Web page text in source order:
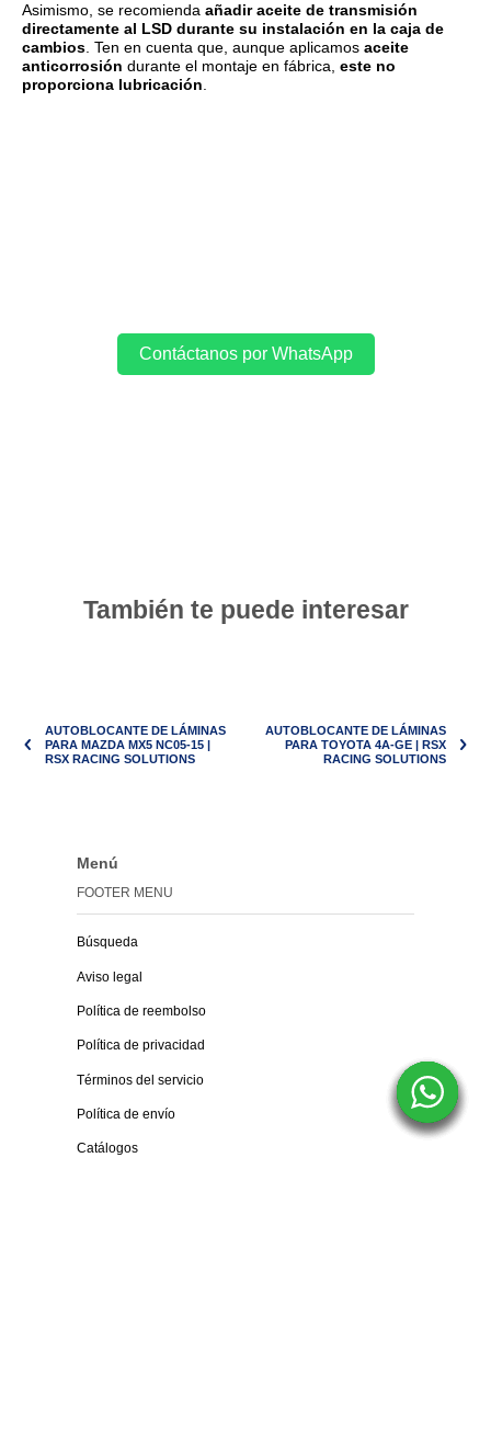
Asimismo, se recomienda añadir aceite de transmisión
directamente al LSD durante su instalación en la caja de
cambios . Ten en cuenta que, aunque aplicamos aceite
anticorrosión durante el montaje en fábrica, este no
proporciona lubricación
Contáctanos por WhatsApp
También te puede interesar
AUTOBLOCANTE DE LÁMINAS
PARA MAZDA MX5 NC05-15 |
RSX RACING SOLUTIONS
AUTOBLOCANTE DE LÁMINAS
PARA TOYOTA 4A-GE | RSX
RACING SOLUTIONS
Menú
FOOTER MENU
Búsqueda
Aviso legal
Política de reembolso
Política de privacidad
Términos del servicio
Política de envío
Catálogos